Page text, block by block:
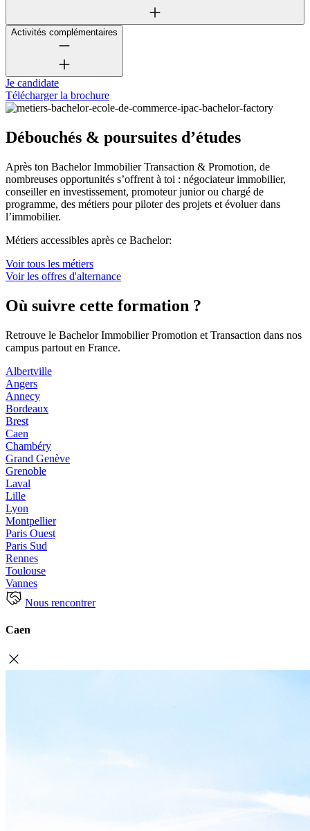
Activités complémentaires
Je candidate
Télécharger la brochure
Débouchés & poursuites d’études
Après ton Bachelor Immobilier Transaction & Promotion, de
nombreuses opportunités s’offrent à toi : négociateur immobilier,
conseiller en investissement, promoteur junior ou chargé de
programme, des métiers pour piloter des projets et évoluer dans
l’immobilier.
Métiers accessibles après ce Bachelor:
Voir tous les métiers
Voir les offres d'alternance
Où suivre cette formation ?
Retrouve le Bachelor Immobilier Promotion et Transaction dans nos
campus partout en France.
Albertville
Angers
Annecy
Bordeaux
Brest
Caen
Chambéry
Grand Genève
Grenoble
Laval
Lille
Lyon
Montpellier
Paris Ouest
Paris Sud
Rennes
Toulouse
Vannes
Nous rencontrer
Caen